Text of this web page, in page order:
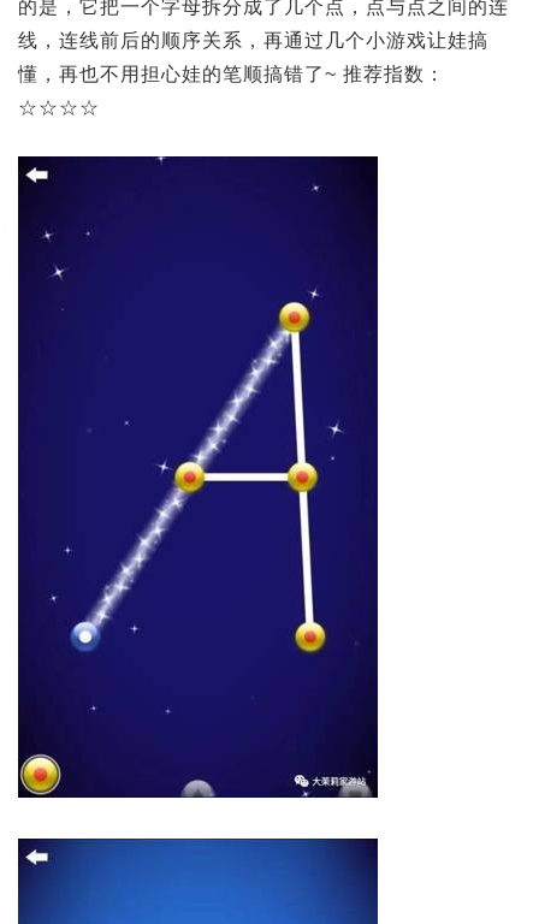
的是，它把一个字母拆分成了几个点，点与点之间的连
线，连线前后的顺序关系，再通过几个小游戏让娃搞
懂，再也不用担心娃的笔顺搞错了~ 推荐指数：
☆☆☆☆